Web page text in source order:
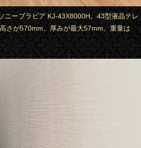
ニーブラビア KJ-43X8000H。43型液晶テレ
さが570mm、厚みが最大57mm。重量は